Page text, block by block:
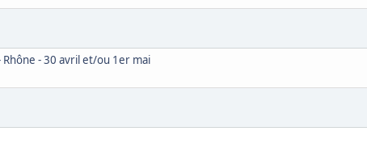
- 30 avril et/ou 1er mai